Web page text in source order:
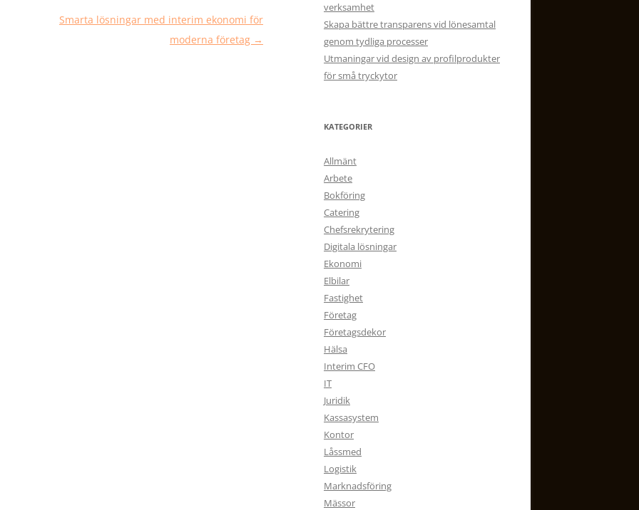
Smarta lösningar med interim ekonomi för
moderna företag →
verksamhet
Skapa bättre transparens vid lönesamtal
genom tydliga processer
Utmaningar vid design av profilprodukter
för små tryckytor
KATEGORIER
Allmänt
Arbete
Bokföring
Catering
Chefsrekrytering
Digitala lösningar
Ekonomi
Elbilar
Fastighet
Företag
Företagsdekor
Hälsa
Interim CFO
IT
Juridik
Kassasystem
Kontor
Låssmed
Logistik
Marknadsföring
Mässor